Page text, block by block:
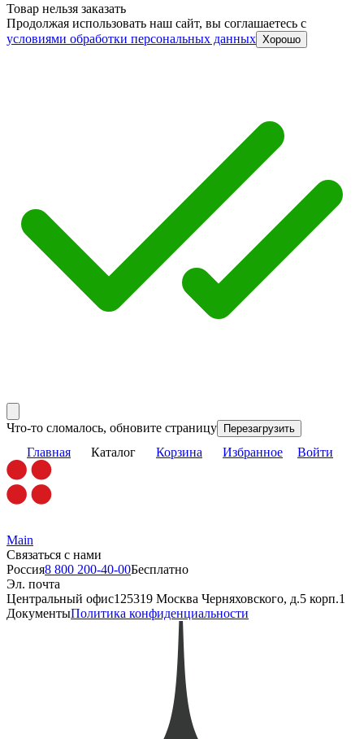
Товар нельзя заказать
Продолжая использовать наш сайт, вы соглашаетесь c
условиями обработки персональных данных Хорошо
Что-то сломалось, обновите страницу Перезагрузить
Главная Каталог Корзина Избранное Войти
Main
Связаться с нами
Россия8 800 200-40-00Бесплатно
Эл. почта
Центральный офис125319 Москва Черняховского, д.5 корп.1
ДокументыПолитика конфиденциальности